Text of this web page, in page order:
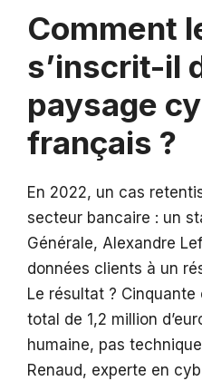
Comment
s’inscrit-il
paysage
français ?
En 2022, un cas
secteur bancaire : un
Générale, Alexandre
données clients à un
Le résultat ?
total de 1,2 million
humaine, pas
Renaud, experte en